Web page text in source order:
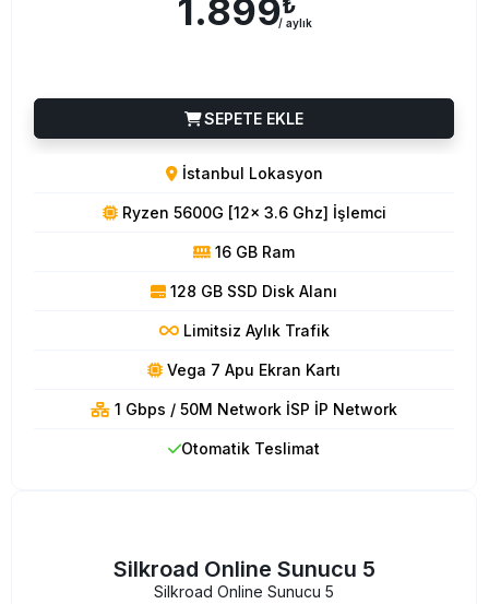
1.899/ aylık
SEPETE EKLE
İstanbul Lokasyon
Ryzen 5600G [12x 3.6 Ghz] İşlemci
16 GB Ram
128 GB SSD Disk Alanı
Limitsiz Aylık Trafik
Vega 7 Apu Ekran Kartı
1 Gbps / 50M Network İSP İP Network
Otomatik Teslimat
Silkroad Online Sunucu 5
Silkroad Online Sunucu 5